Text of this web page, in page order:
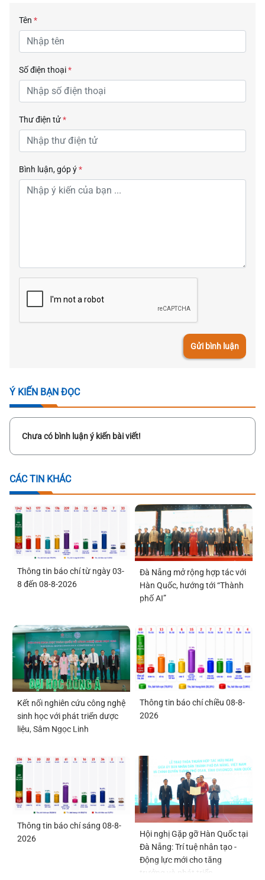
Tên *
Số điện thoại*
Thư điện tử*
Bình luận, góp ý*
Gửi bình luận
Ý KIẾN BẠN ĐỌC
Chưa có bình luận ý kiến bài viết!
CÁC TIN KHÁC
Thông tin báo chí từ ngày 03-
8 đến 08-8-2026
Đà Nẵng mở rộng hợp tác với
Hàn Quốc, hướng tới “Thành
phố AI”
Kết nối nghiên cứu công nghệ
sinh học với phát triển dược
liệu, Sâm Ngọc Linh
Thông tin báo chí chiều 08-8-
2026
Thông tin báo chí sáng 08-8-
2026
Hội nghị Gặp gỡ Hàn Quốc tại
Đà Nẵng: Trí tuệ nhân tạo -
Động lực mới cho tăng
trưởng và phát triển